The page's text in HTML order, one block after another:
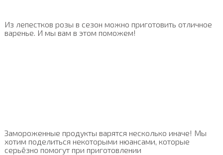
Из лепестков розы в сезон можно приготовить отличное
варенье. И мы вам в этом поможем!
Замороженные продукты варятся несколько иначе! Мы
хотим поделиться некоторыми нюансами, которые
серьёзно помогут при приготовлении